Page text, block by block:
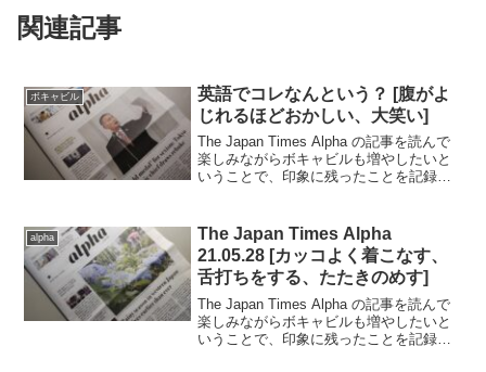
関連記事
ボキャビル
英語でコレなんという？ [腹がよ
じれるほどおかしい、大笑い]
The Japan Times Alpha の記事を読んで
楽しみながらボキャビルも増やしたいと
いうことで、印象に残ったことを記録し
孤島で開催された話。参...
alpha
The Japan Times Alpha
21.05.28 [カッコよく着こなす、
舌打ちをする、たたきのめす]
The Japan Times Alpha の記事を読んで
楽しみながらボキャビルも増やしたいと
いうことで、印象に残ったことを記録し